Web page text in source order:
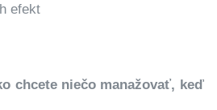
efekt
chcete niečo manažovať, keď